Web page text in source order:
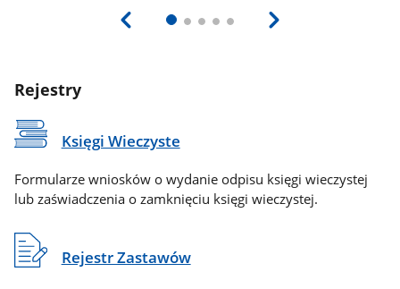
Rejestry
Księgi Wieczyste
Formularze wniosków o wydanie odpisu księgi wieczystej
lub zaświadczenia o zamknięciu księgi wieczystej.
Rejestr Zastawów